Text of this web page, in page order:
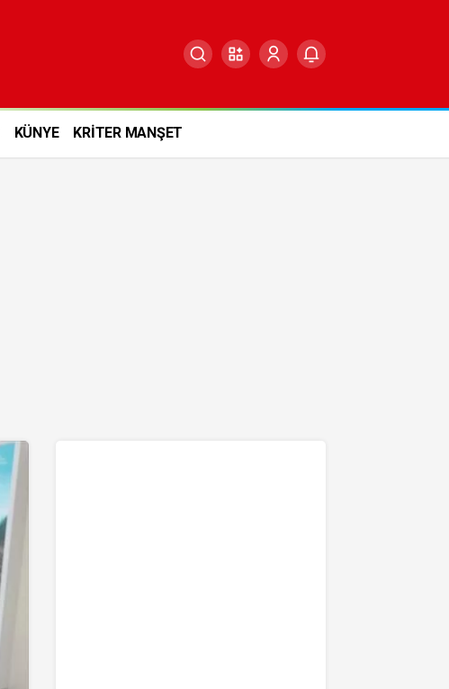
KÜNYE KRİTER MANŞET